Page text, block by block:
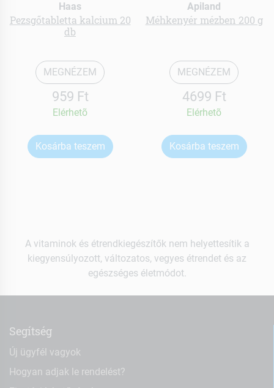
Haas
Pezsgőtabletta kalcium 20
db
MEGNÉZEM
959 Ft
Elérhetõ
Kosárba teszem
Apiland
Méhkenyér mézben 200 g
MEGNÉZEM
4699 Ft
Elérhetõ
Kosárba teszem
A vitaminok és étrendkiegészítők nem helyettesítik a
kiegyensúlyozott, változatos, vegyes étrendet és az
egészséges életmódot.
Segítség
Új ügyfél vagyok
Hogyan adjak le rendelést?